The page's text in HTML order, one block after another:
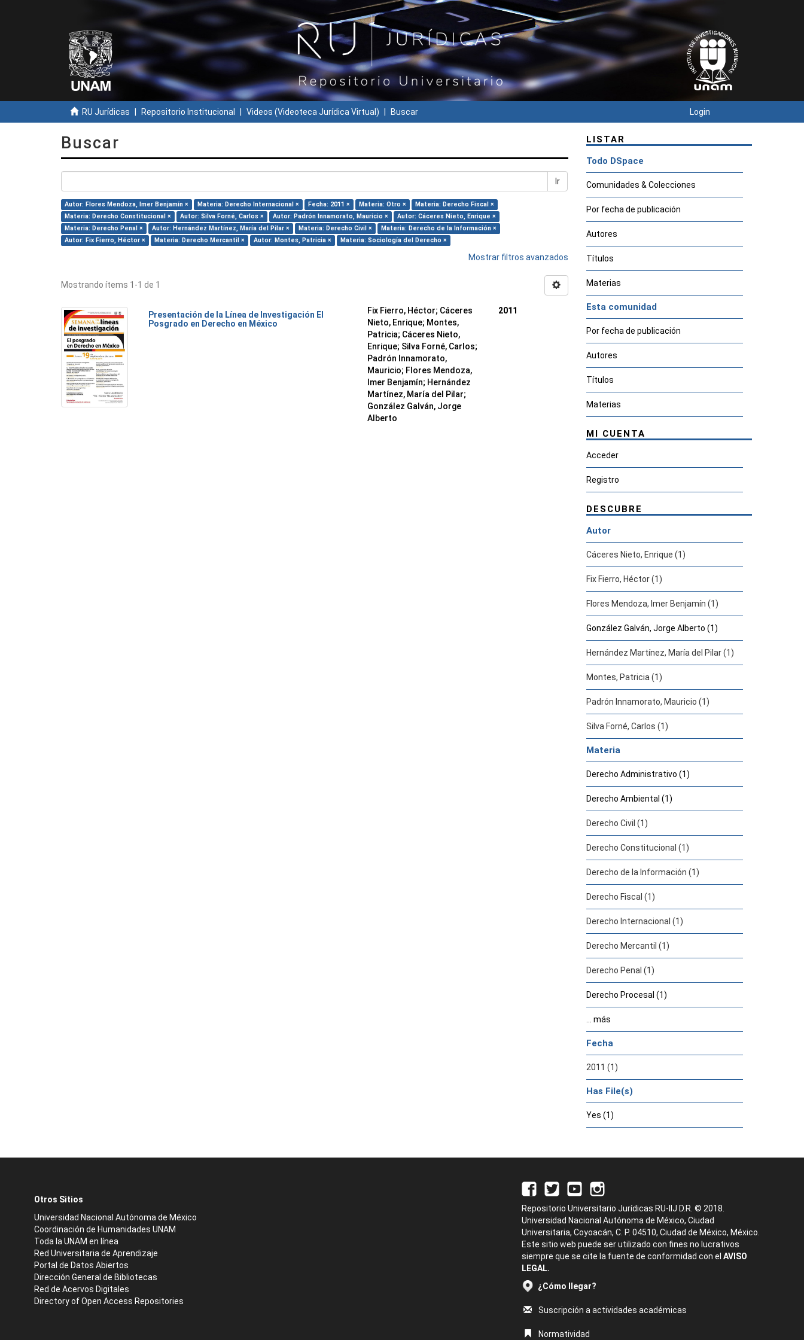
RU Jurídicas Repositorio Institucional Videos (Videoteca Jurídica Virtual) Buscar Login
Buscar
Ir
Autor: Flores Mendoza, Imer Benjamín × Materia: Derecho Internacional × Fecha: 2011 × Materia: Otro ×
Materia: Derecho Fiscal ×
Materia: Derecho Constitucional ×
Autor: Silva Forné, Carlos × Autor: Padrón Innamorato, Mauricio ×
Autor: Cáceres Nieto, Enrique ×
Materia: Derecho Penal ×
Autor: Hernández Martínez, María del Pilar × Materia: Derecho Civil ×
Materia: Derecho de la Información ×
Autor: Fix Fierro, Héctor ×
Materia: Derecho Mercantil × Autor: Montes, Patricia × Materia: Sociología del Derecho ×
Mostrar filtros avanzados
Mostrando ítems 1-1 de 1
Presentación de la Línea de Investigación El
Posgrado en Derecho en México
Fix Fierro, Héctor; Cáceres
Nieto, Enrique; Montes,
Patricia; Cáceres Nieto,
Enrique; Silva Forné, Carlos;
Padrón Innamorato,
Mauricio; Flores Mendoza,
Imer Benjamín; Hernández
Martínez, María del Pilar;
González Galván, Jorge
Alberto
2011
LISTAR
Todo DSpace
Comunidades & Colecciones
Por fecha de publicación
Autores
Títulos
Materias
Esta comunidad
Por fecha de publicación
Autores
Títulos
Materias
MI CUENTA
Acceder
Registro
DESCUBRE
Autor
Cáceres Nieto, Enrique (1)
Fix Fierro, Héctor (1)
Flores Mendoza, Imer Benjamín (1)
González Galván, Jorge Alberto (1)
Hernández Martínez, María del Pilar (1)
Montes, Patricia (1)
Padrón Innamorato, Mauricio (1)
Silva Forné, Carlos (1)
Materia
Derecho Administrativo (1)
Derecho Ambiental (1)
Derecho Civil (1)
Derecho Constitucional (1)
Derecho de la Información (1)
Derecho Fiscal (1)
Derecho Internacional (1)
Derecho Mercantil (1)
Derecho Penal (1)
Derecho Procesal (1)
... más
Fecha
2011 (1)
Has File(s)
Yes (1)
Otros Sitios
Universidad Nacional Autónoma de México
Coordinación de Humanidades UNAM
Toda la UNAM en línea
Red Universitaria de Aprendizaje
Portal de Datos Abiertos
Dirección General de Bibliotecas
Red de Acervos Digitales
Directory of Open Access Repositories
Repositorio Universitario Jurídicas RU-IIJ D.R. © 2018.
Universidad Nacional Autónoma de México, Ciudad
Universitaria, Coyoacán, C. P. 04510, Ciudad de México, México.
Este sitio web puede ser utilizado con fines no lucrativos
siempre que se cite la fuente de conformidad con el AVISO
LEGAL.
¿Cómo llegar?
Suscripción a actividades académicas
Normatividad